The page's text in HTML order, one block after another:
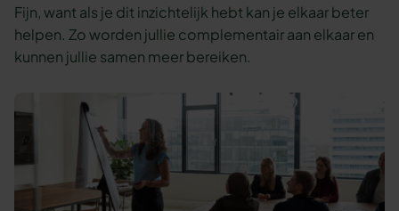
Fijn, want als je dit inzichtelijk hebt kan je elkaar beter
helpen. Zo worden jullie complementair aan elkaar en
kunnen jullie samen meer bereiken.